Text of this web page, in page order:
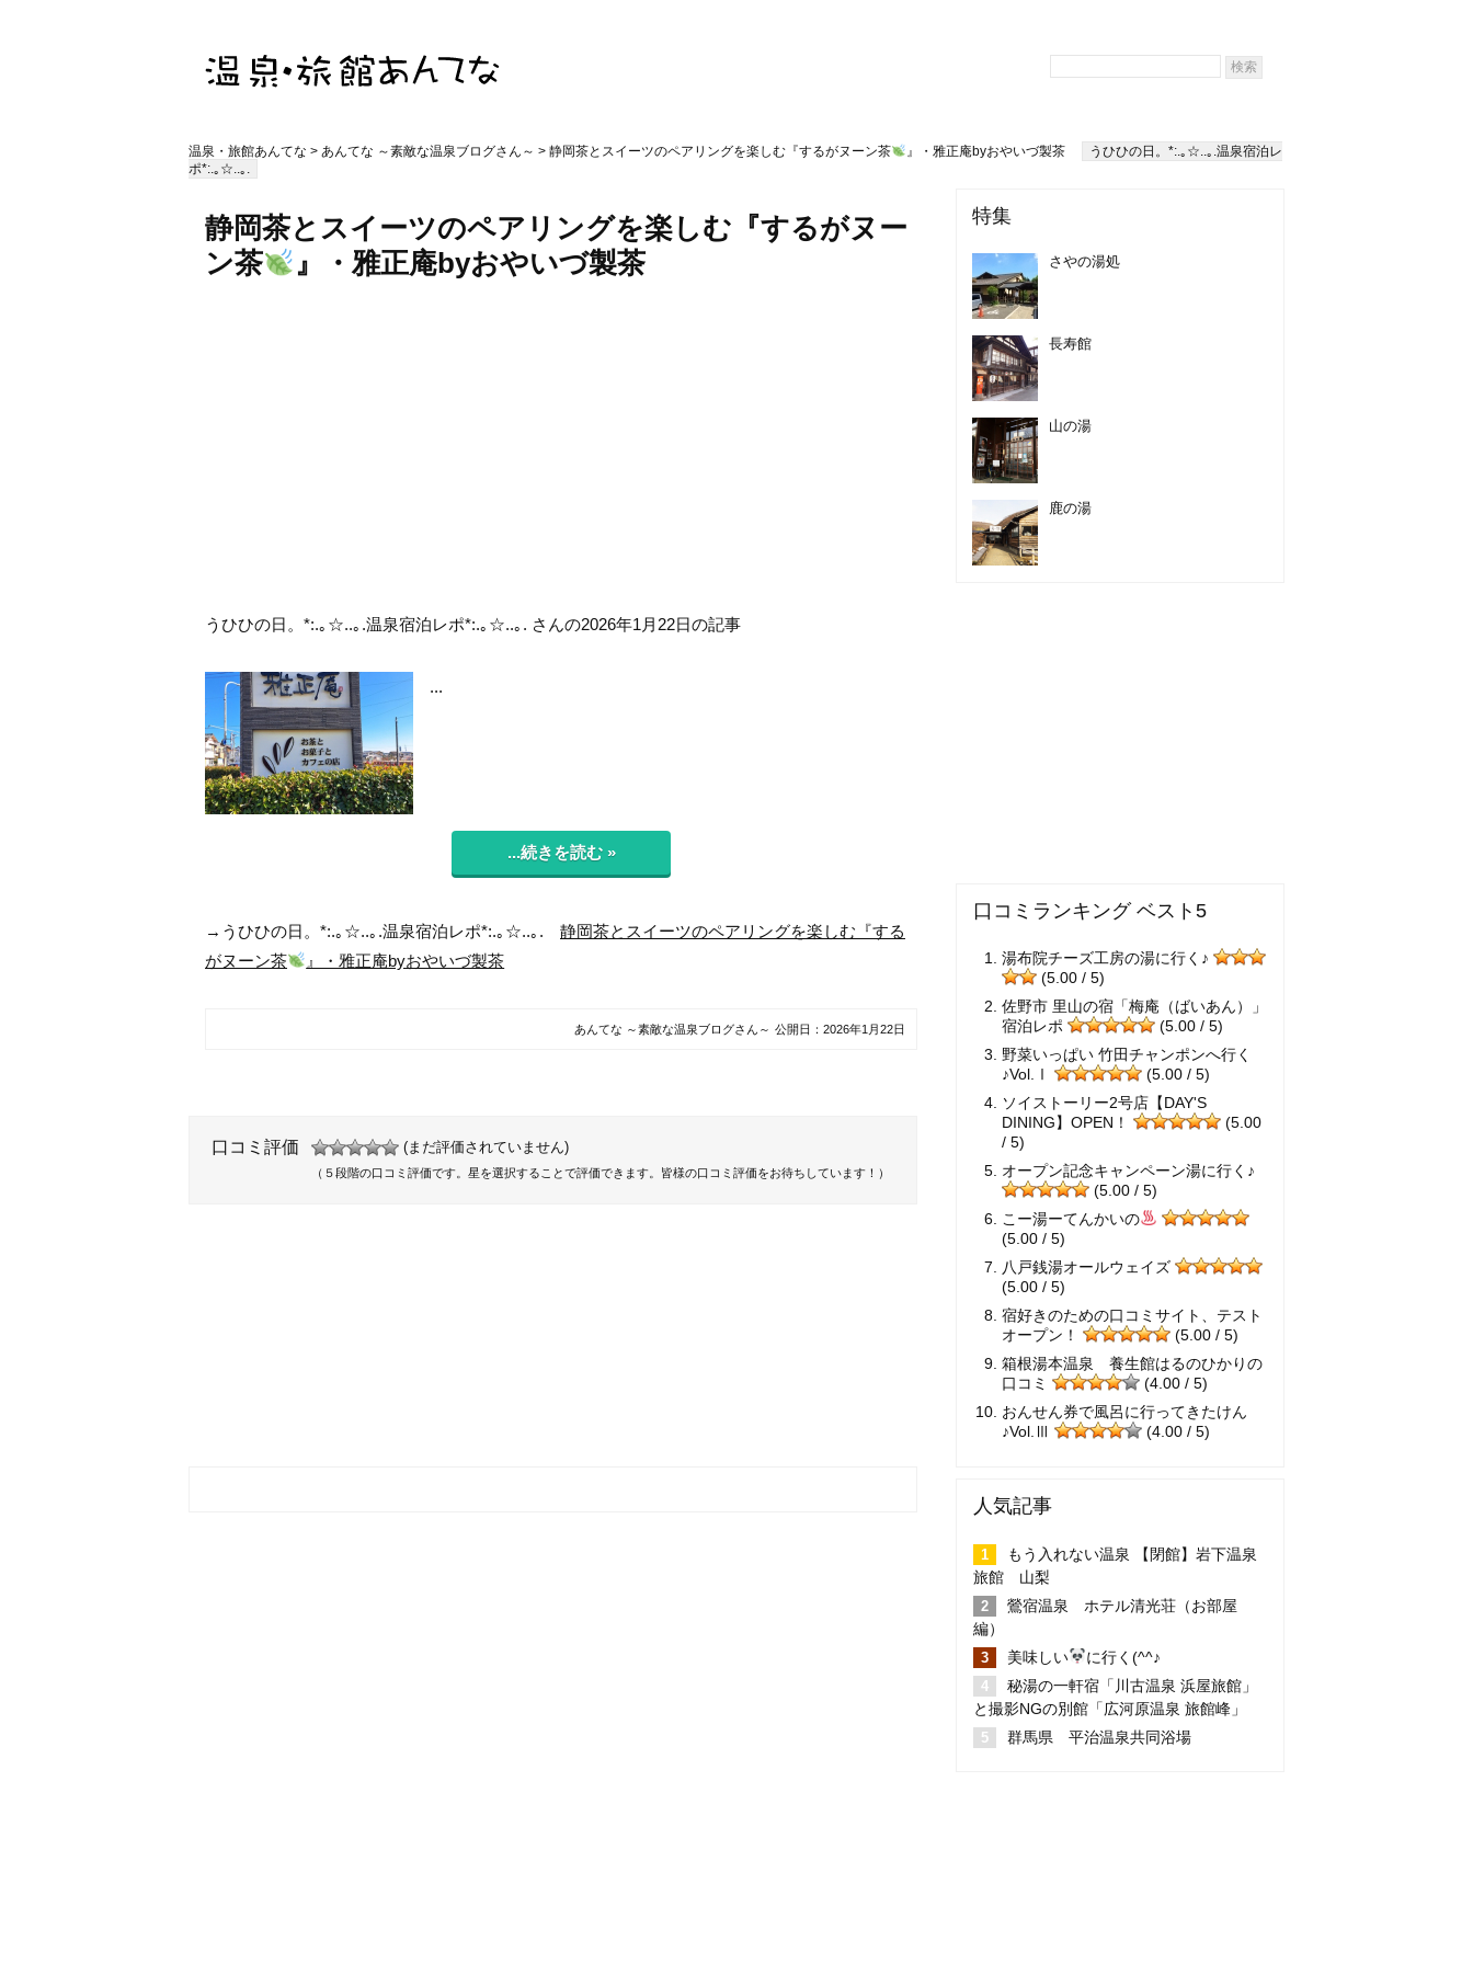
温泉・旅館あんてな > あんてな ～素敵な温泉ブログさん～ > 静岡茶とスイーツのペアリングを楽しむ『するがヌーン茶 』・雅正庵byおやいづ製茶
うひひの日。*:.｡☆..｡.温泉宿泊レ
ポ*:.｡☆..｡.
静岡茶とスイーツのペアリングを楽しむ『するがヌー
ン茶
』・雅正庵byおやいづ製茶
うひひの日。*:.｡☆..｡.温泉宿泊レポ*:.｡☆..｡. さんの2026年1月22日の記事
...
...続きを読む »
→うひひの日。*:.｡☆..｡.温泉宿泊レポ*:.｡☆..｡. 静岡茶とスイーツのペアリングを楽しむ『する
がヌーン茶
』・雅正庵byおやいづ製茶
あんてな ～素敵な温泉ブログさん～ 公開日： 2026年1月22日
口コミ評価 (まだ評価されていません)
（５段階の口コミ評価です。星を選択することで評価できます。皆様の口コミ評価をお待ちしています！）
特集
さやの湯処
長寿館
山の湯
鹿の湯
口コミランキング ベスト5
湯布院チーズ工房の湯に行く♪
(5.00 / 5)
佐野市 里山の宿「梅庵（ばいあん）」
宿泊レポ
(5.00 / 5)
野菜いっぱい 竹田チャンポンへ行く
♪Vol.Ⅰ
(5.00 / 5)
ソイストーリー2号店【DAY'S
DINING】OPEN！
(5.00
/ 5)
オープン記念キャンペーン湯に行く♪
(5.00 / 5)
こー湯ーてんかいの
(5.00 / 5)
八戸銭湯オールウェイズ
(5.00 / 5)
宿好きのための口コミサイト、テスト
オープン！
(5.00 / 5)
箱根湯本温泉 養生館はるのひかりの
口コミ
(4.00 / 5)
おんせん券で風呂に行ってきたけん
♪Vol.Ⅲ
(4.00 / 5)
人気記事
もう入れない温泉 【閉館】岩下温泉
旅館 山梨
鶯宿温泉 ホテル清光荘（お部屋
編）
美味しい
に行く(^^♪
秘湯の一軒宿「川古温泉 浜屋旅館」
と撮影NGの別館「広河原温泉 旅館峰」
群馬県 平治温泉共同浴場